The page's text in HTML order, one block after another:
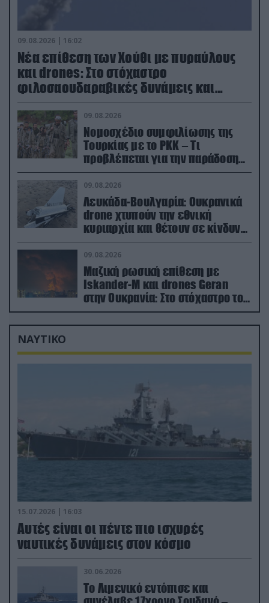
09.08.2026 | 16:02
Νέα επίθεση των Χούθι με πυραύλους
και drones: Στο στόχαστρο
φιλοσαουδαραβικές δυνάμεις και
εγκαταστάσεις
09.08.2026
Νομοσχέδιο συμφιλίωσης της
Τουρκίας με το ΡΚΚ – Τι
προβλέπεται για την παράδοση
των όπλων
09.08.2026
Λευκάδα-Βουλγαρία: Ουκρανικά
drone χτυπούν την εθνική
κυριαρχία και θέτουν σε κίνδυνο
οικονομίες χωρών του ΝΑΤΟ
09.08.2026
Μαζική ρωσική επίθεση με
Iskander-M και drones Geran
στην Ουκρανία: Στο στόχαστρο το
εργοστάσιο των Flamingo
ΝΑΥΤΙΚΟ
15.07.2026 | 16:03
Aυτές είναι οι πέντε πιο ισχυρές
ναυτικές δυνάμεις στον κόσμο
30.06.2026
Το Λιμενικό εντόπισε και